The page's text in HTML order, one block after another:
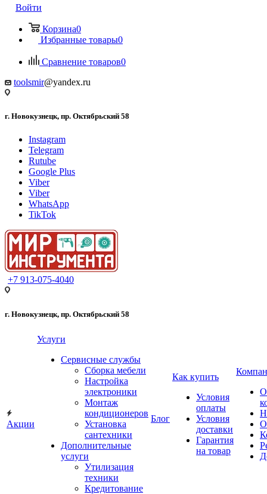
Войти
Корзина0
Избранные товары0
Сравнение товаров0
toolsmir@yandex.ru
г. Новокузнецк, пр. Октябрьский 58
Instagram
Telegram
Rutube
Google Plus
Viber
Viber
WhatsApp
TikTok
+7 913-075-4040
г. Новокузнецк, пр. Октябрьский 58
Акции
Услуги
Сервисные службы
Сборка мебели
Настройка
электроники
Монтаж
кондиционеров
Установка
сантехники
Дополнительные
услуги
Утилизация
техники
Кредитование
Блог
Как купить
Условия
оплаты
Условия
доставки
Гарантия
на товар
О